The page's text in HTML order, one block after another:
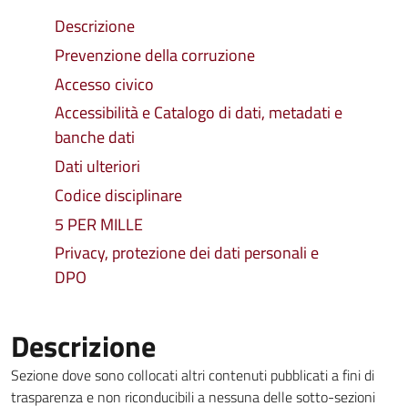
Descrizione
Prevenzione della corruzione
Accesso civico
Accessibilità e Catalogo di dati, metadati e
banche dati
Dati ulteriori
Codice disciplinare
5 PER MILLE
Privacy, protezione dei dati personali e
DPO
Descrizione
Sezione dove sono collocati altri contenuti pubblicati a fini di
trasparenza e non riconducibili a nessuna delle sotto-sezioni